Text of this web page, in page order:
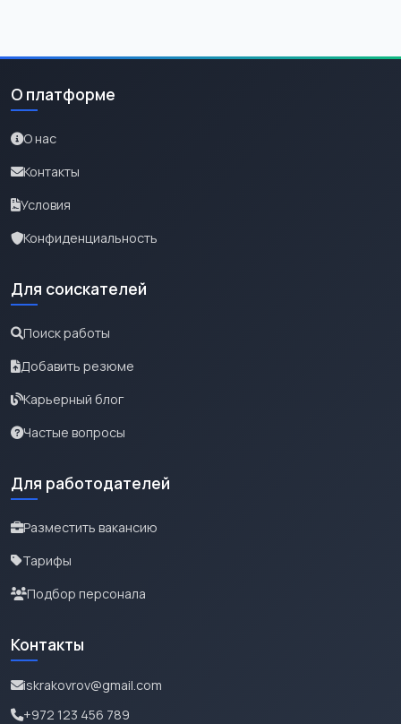
О платформе
О нас
Контакты
Условия
Конфиденциальность
Для соискателей
Поиск работы
Добавить резюме
Карьерный блог
Частые вопросы
Для работодателей
Разместить вакансию
Тарифы
Подбор персонала
Контакты
iskrakovrov@gmail.com
+972 123 456 789